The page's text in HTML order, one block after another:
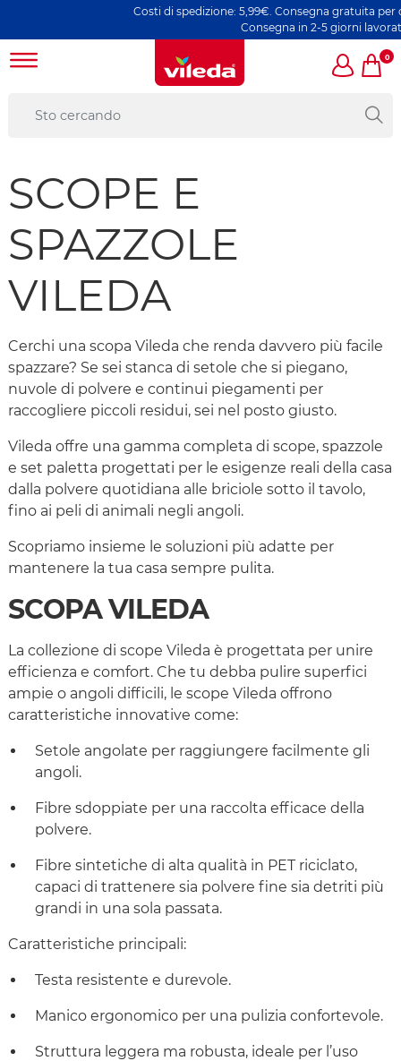
Costi di spedizione: 5,99€. Consegna gratuita per
Consegna in 2-5 giorni lavorativi
0
SCOPE E
SPAZZOLE
VILEDA
Cerchi una scopa Vileda che renda davvero più facile
spazzare? Se sei stanca di setole che si piegano,
nuvole di polvere e continui piegamenti per
raccogliere piccoli residui, sei nel posto giusto.
Vileda offre una gamma completa di scope, spazzole
e set paletta progettati per le esigenze reali della casa
dalla polvere quotidiana alle briciole sotto il tavolo,
fino ai peli di animali negli angoli.
Scopriamo insieme le soluzioni più adatte per
mantenere la tua casa sempre pulita.
SCOPA VILEDA
La collezione di scope Vileda è progettata per unire
efficienza e comfort. Che tu debba pulire superfici
ampie o angoli difficili, le scope Vileda offrono
caratteristiche innovative come:
Setole angolate per raggiungere facilmente gli
angoli.
Fibre sdoppiate per una raccolta efficace della
polvere.
Fibre sintetiche di alta qualità in PET riciclato,
capaci di trattenere sia polvere fine sia detriti più
grandi in una sola passata.
Caratteristiche principali:
Testa resistente e durevole.
Manico ergonomico per una pulizia confortevole.
Struttura leggera ma robusta, ideale per l’uso